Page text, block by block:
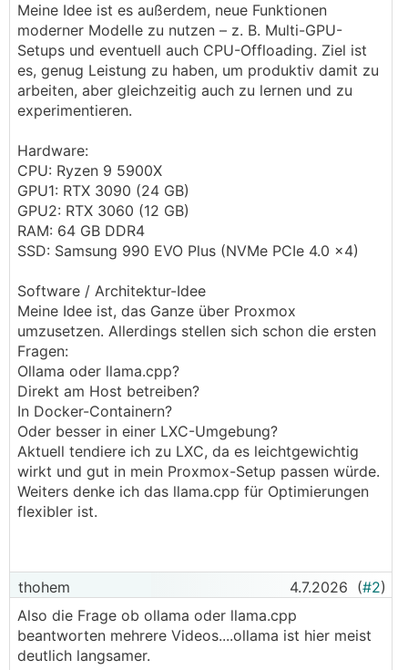
Meine Idee ist es außerdem, neue Funktionen
moderner Modelle zu nutzen – z. B. Multi-GPU-
Setups und eventuell auch CPU-Offloading. Ziel ist
es, genug Leistung zu haben, um produktiv damit zu
arbeiten, aber gleichzeitig auch zu lernen und zu
experimentieren.
Hardware:
CPU: Ryzen 9 5900X
GPU1: RTX 3090 (24 GB)
GPU2: RTX 3060 (12 GB)
RAM: 64 GB DDR4
SSD: Samsung 990 EVO Plus (NVMe PCIe 4.0 x4)
Software / Architektur-Idee
Meine Idee ist, das Ganze über Proxmox
umzusetzen. Allerdings stellen sich schon die ersten
Fragen:
Ollama oder llama.cpp?
Direkt am Host betreiben?
In Docker-Containern?
Oder besser in einer LXC-Umgebung?
Aktuell tendiere ich zu LXC, da es leichtgewichtig
wirkt und gut in mein Proxmox-Setup passen würde.
Weiters denke ich das llama.cpp für Optimierungen
flexibler ist.
thohem 4.7.2026 (#2)
Also die Frage ob ollama oder llama.cpp
beantworten mehrere Videos....ollama ist hier meist
deutlich langsamer.